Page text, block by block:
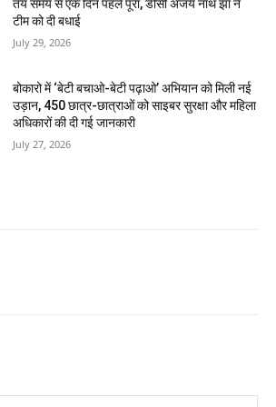
तय समय से एक दिन पहले पूरा, डीसी अजय नाथ झा ने
टीम को दी बधाई
July 29, 2026
बोकारो में ‘बेटी बचाओ-बेटी पढ़ाओ’ अभियान को मिली नई
उड़ान, 450 छात्र-छात्राओं को साइबर सुरक्षा और महिला
अधिकारों की दी गई जानकारी
July 27, 2026